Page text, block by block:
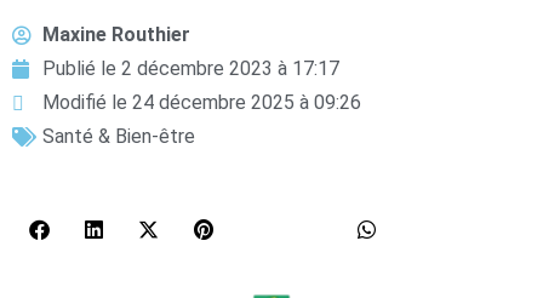
Maxine Routhier
Publié le 2 décembre 2023 à 17:17
Modifié le 24 décembre 2025 à 09:26
Santé & Bien-être